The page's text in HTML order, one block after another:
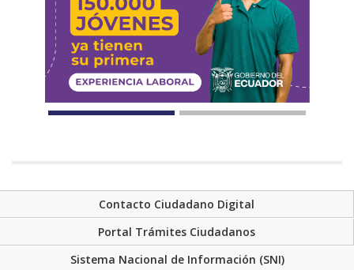
Contacto Ciudadano Digital
Portal Trámites Ciudadanos
Sistema Nacional de Información (SNI)